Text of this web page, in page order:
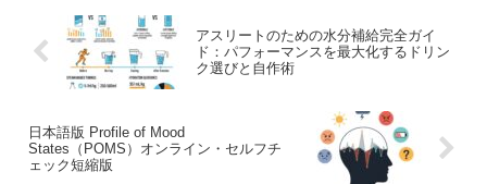
アスリートのための水分補給完全ガイ
ド：パフォーマンスを最大化するドリン
ク選びと自作術
日本語版 Profile of Mood
States（POMS）オンライン・セルフチ
ェック短縮版